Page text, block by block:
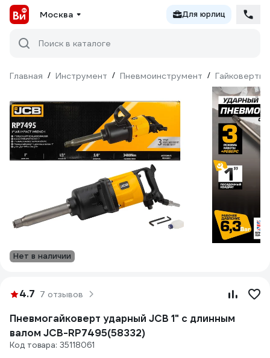
Москва Для юрлиц
Поиск в каталоге
Главная / Инструмент / Пневмоинструмент / Гайковерты
Нет в наличии
4.7 7 отзывов
Пневмогайковерт ударный JCB 1" с длинным
валом JCB-RP7495(58332)
Код товара: 35118061